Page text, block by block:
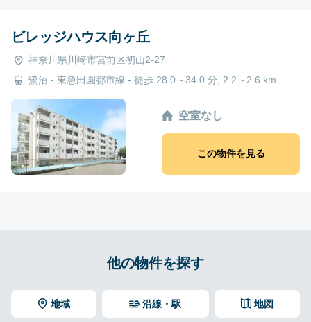
ビレッジハウス向ヶ丘
神奈川県川崎市宮前区初山2-27
鷺沼 - 東急田園都市線 - 徒歩 28.0～34.0 分, 2.2～2.6 km
空室なし
この物件を見る
他の物件を探す
地域 地図
沿線・駅